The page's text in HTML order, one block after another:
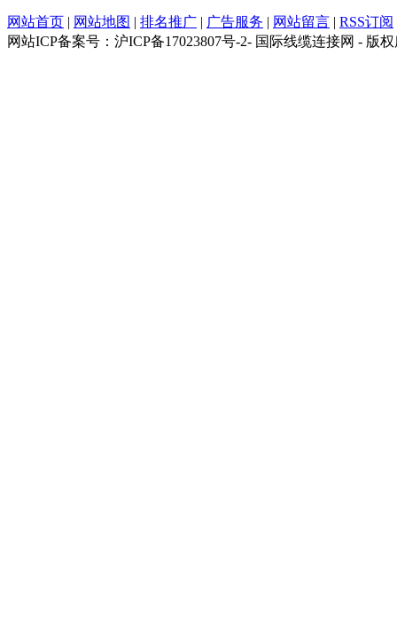
网站首页 | 网站地图 | 排名推广 | 广告服务 | 网站留言 | RSS订阅
网站ICP备案号：沪ICP备17023807号-2- 国际线缆连接网 - 版